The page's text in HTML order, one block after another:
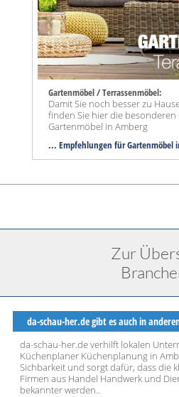
Gartenmöbel / Terrassenmöbel:
Damit Sie noch besser zu
finden Sie hier die
Gartenmöbel in Amberg
... Empfehlungen für Gartenmöbel
Zur
da-schau-her.de gibt es auch in
da-schau-her.de verhilft lokalen
Küchenplaner Küchenplanung in
Sichbarkeit und sorgt dafür, dass die
Firmen aus Handel Handwerk und
bekannter werden..